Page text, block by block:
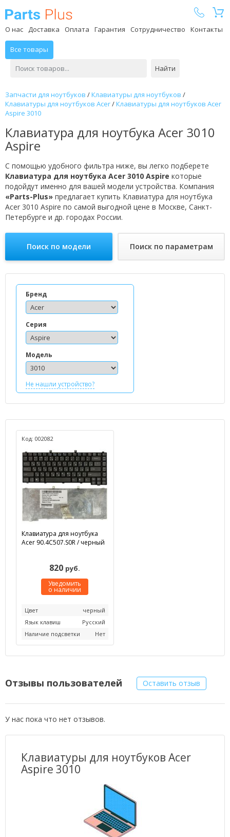
О нас Доставка Оплата Гарантия Сотрудничество Контакты
Все товары
Найти
Запчасти для ноутбуков /Клавиатуры для ноутбуков /
Клавиатуры для ноутбуков Acer/Клавиатуры для ноутбуков Acer
Aspire 3010
Клавиатура для ноутбука Acer 3010
Aspire
С помощью удобного фильтра ниже, вы легко подберете
Клавиатура для ноутбука Acer 3010 Aspire которые
подойдут именно для вашей модели устройства. Компания
«Parts-Plus» предлагает купить Клавиатура для ноутбука
Acer 3010 Aspire по самой выгодной цене в Москве, Санкт-
Петербурге и др. городах России.
Поиск по модели Поиск по параметрам
Бренд
Серия
Модель
Не нашли устройство?
Код: 002082
Клавиатура для ноутбука
Acer 90.4C507.S0R / черный
820 руб.
Уведомить
о наличии
Цвет
черный
Язык клавиш
Русский
Наличие подсветки
Нет
Отзывы пользователей Оставить отзыв
У нас пока что нет отзывов.
Клавиатуры для ноутбуков Acer
Aspire 3010